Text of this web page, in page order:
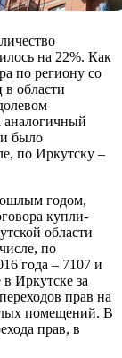
на 22%. Как
по региону со
в области
аналогичный
было
по Иркутску –
годом,
купли-
области
по
года – 7107 и
Иркутске за
прав на
помещений. В
прав, в